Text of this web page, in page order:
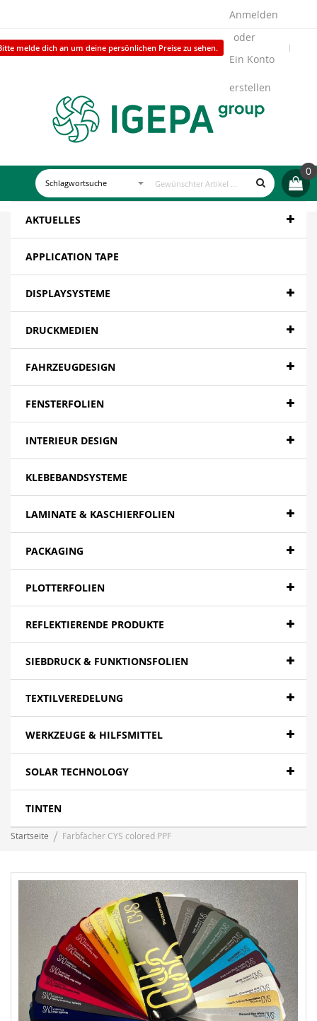
melde dich an um deine persönlichen Preise zu sehen.
Anmelden
Ein Konto
erstellen
0
AKTUELLES
APPLICATION TAPE
DISPLAYSYSTEME
DRUCKMEDIEN
FAHRZEUGDESIGN
FENSTERFOLIEN
INTERIEUR DESIGN
KLEBEBANDSYSTEME
LAMINATE & KASCHIERFOLIEN
PACKAGING
PLOTTERFOLIEN
REFLEKTIERENDE PRODUKTE
SIEBDRUCK & FUNKTIONSFOLIEN
TEXTILVEREDELUNG
WERKZEUGE & HILFSMITTEL
SOLAR TECHNOLOGY
TINTEN
Startseite Farbfächer CYS colored PPF